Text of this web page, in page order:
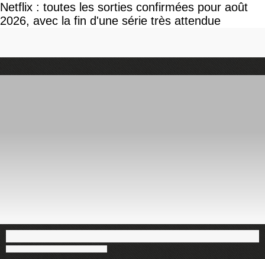
Netflix : toutes les sorties confirmées pour août
2026, avec la fin d'une série très attendue